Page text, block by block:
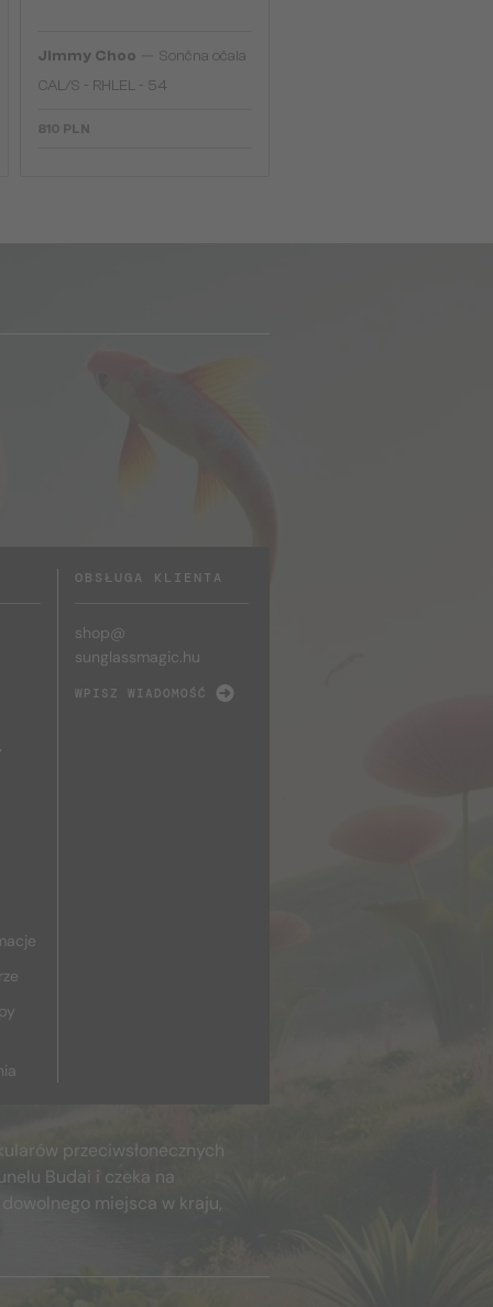
Jimmy Choo
Sončna očala
CAL/S - RHLEL - 54
810 PLN
OBSŁUGA KLIENTA
shop@
sunglassmagic.hu
WPISZ WIADOMOŚĆ
przeciwsłonecznych
Budai i czeka na
miejsca w kraju,